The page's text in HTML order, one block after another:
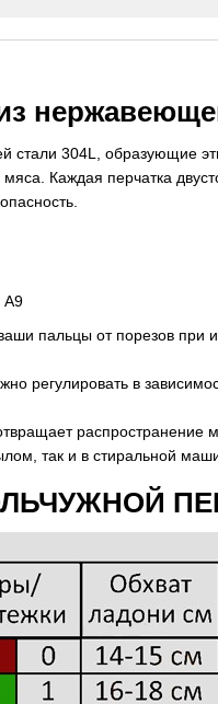
стали 304L, образующие
Каждая перчатка
A9
пальцы от порезов при
регулировать в
распространение
так и в стиральной